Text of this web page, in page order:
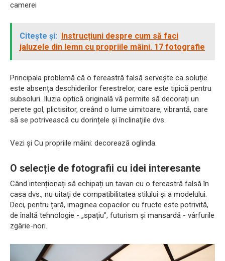
camerei
Citește și:
Instrucțiuni despre cum să faci
jaluzele din lemn cu propriile mâini. 17 fotografie
Principala problemă că o fereastră falsă servește ca soluție
este absența deschiderilor ferestrelor, care este tipică pentru
subsoluri. Iluzia optică originală vă permite să decorați un
perete gol, plictisitor, creând o lume uimitoare, vibrantă, care
să se potrivească cu dorințele și înclinațiile dvs.
Vezi și Cu propriile mâini: decorează oglinda.
O selecție de fotografii cu idei interesante
Când intenționați să echipați un tavan cu o fereastră falsă în
casa dvs., nu uitați de compatibilitatea stilului și a modelului.
Deci, pentru țară, imaginea copacilor cu fructe este potrivită,
de înaltă tehnologie - „spațiu”, futurism și mansardă - vârfurile
zgârie-nori.